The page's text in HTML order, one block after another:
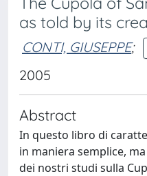
as told by its
CONTI, GIUSEPPE;
2005
Abstract
In questo libro di
in maniera semplice,
dei nostri studi sulla